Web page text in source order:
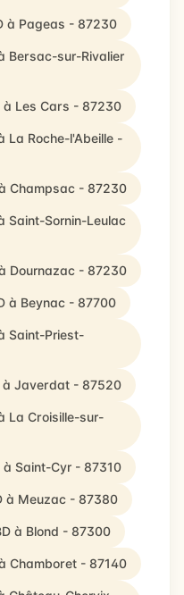
à Pageas - 87230
Bersac-sur-Rivalier
à Les Cars - 87230
La Roche-l'Abeille -
Champsac - 87230
Saint-Sornin-Leulac
Dournazac - 87230
à Beynac - 87700
Saint-Priest-
à Javerdat - 87520
La Croisille-sur-
Saint-Cyr - 87310
à Meuzac - 87380
à Blond - 87300
Chamboret - 87140